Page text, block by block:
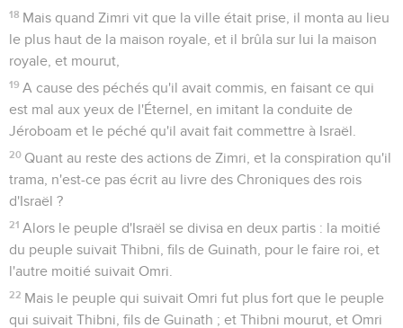
18 Mais quand Zimri vit que la ville était prise, il monta au lieu
le plus haut de la maison royale, et il brûla sur lui la maison
royale, et mourut,
19 A cause des péchés qu'il avait commis, en faisant ce qui
est mal aux yeux de l'Éternel, en imitant la conduite de
Jéroboam et le péché qu'il avait fait commettre à Israël.
20 Quant au reste des actions de Zimri, et la conspiration qu'il
trama, n'est-ce pas écrit au livre des Chroniques des rois
d'Israël ?
21 Alors le peuple d'Israël se divisa en deux partis : la moitié
du peuple suivait Thibni, fils de Guinath, pour le faire roi, et
l'autre moitié suivait Omri.
22 Mais le peuple qui suivait Omri fut plus fort que le peuple
qui suivait Thibni, fils de Guinath ; et Thibni mourut, et Omri